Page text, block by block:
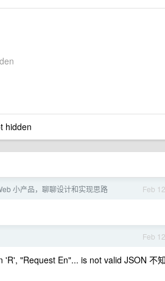
hidden
Feb 12
小产品，聊聊设计和实现思路
Feb 12
"Request En"... is not valid JSON 不知